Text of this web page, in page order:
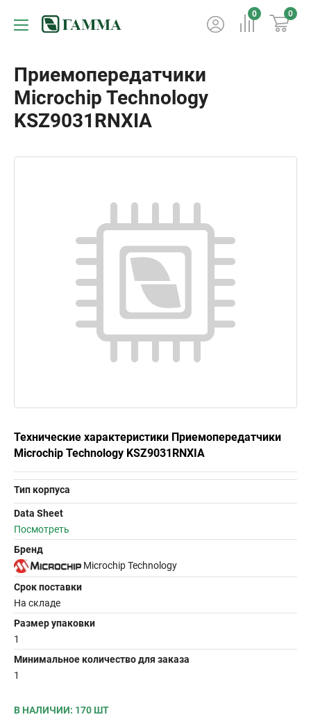
0 0
Приемопередатчики
Microchip Technology
KSZ9031RNXIA
Технические характеристики Приемопередатчики
Microchip Technology KSZ9031RNXIA
Тип корпуса
Data Sheet
Посмотреть
Бренд
Microchip Technology
Срок поставки
На складе
Размер упаковки
1
Минимальное количество для заказа
1
В НАЛИЧИИ: 170 ШТ